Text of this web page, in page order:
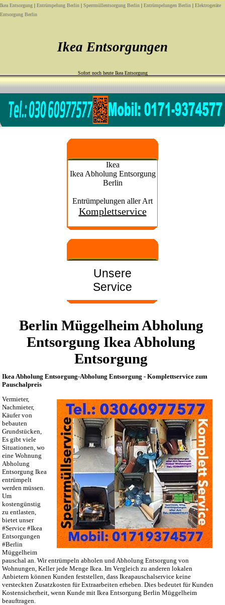
Ikea Entsorgung | Entrümpelung Berlin | Sperrmüllentsorgung Berlin | Entrümpelungen Berlin | Elektrogeräte
Entsorgung Berlin
Ikea Entsorgungen
Sofort noch heute Ikea Entsorgung
Ikea
Ikea Abholung Entsorgung
Berlin
Entrümpelungen aller Art
Komplettservice
Unsere
Service
Berlin Müggelheim Abholung
Entsorgung Ikea Abholung
Entsorgung
Ikea Abholung Entsorgung-Abholung Entsorgung - Komplettservice zum
Pauschalpreis
Vermieter,
Nachmieter,
Käufer von
bebauten
Grundstücken,
Es gibt viele
Situationen, wo
eine Wohnung
Abholung
Entsorgung Ikea
entrümpelt
werden müssen.
Um
kostengünstig
zu entlasten,
bietet unser
#Service #Ikea
Entsorgungen
#Berlin
Müggelheim
pauschal an. Wir entrümpeln abholen und Abholung Entsorgung von
Wohnungen, Keller jede Menge Ikea. Im Vergleich zu anderen lokalen
Anbietern können Kunden feststellen, dass Ikeapauschalservice keine
versteckten Zusatzkosten für Extraarbeiten erheben. Dies bedeutet für Kunden
Kostensicherheit, wenn Kunde mit Ikea Entsorgung Berlin Müggelheim
beauftragen.